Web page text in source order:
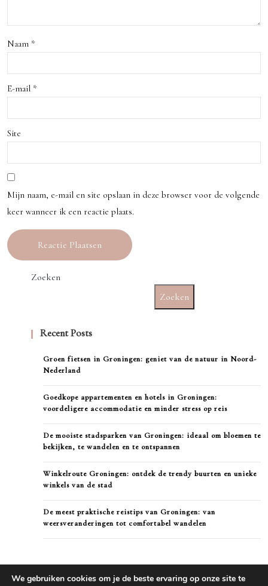
Naam *
E-mail *
Site
Mijn naam, e-mail en site opslaan in deze browser voor de volgende
keer wanneer ik een reactie plaats.
Zoeken
Zoeken
Recent Posts
Groen fietsen in Groningen: geniet van de natuur in Noord-
Nederland
Goedkope appartementen en hotels in Groningen:
voordeligere accommodatie en minder stress op reis
De mooiste stadsparken van Groningen: ideaal om bloemen te
bekijken, te wandelen en te ontspannen
Winkelroute Groningen: ontdek de trendy buurten en unieke
winkels van de stad
De meest praktische reistips van Groningen: van
weersveranderingen tot comfortabel wandelen
We gebruiken cookies om je de beste ervaring op onze site te